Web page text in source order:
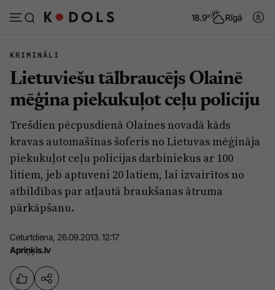
18.9° Rīgā
Abonēt Pieslēgties
Ziņas
Politika
Pašvaldības
Izglītība
Ģimene
Vide
Tēmas
Viedokļi
Dzīve un ticība
Ekonomika
KRIMINĀLI
Lietuviešu tālbraucējs Olainē
mēģina piekukuļot ceļu policiju
Trešdien pēcpusdienā Olaines novadā kāds
kravas automašīnas šoferis no Lietuvas mēģināja
piekukuļot ceļu policijas darbiniekus ar 100
litiem, jeb aptuveni 20 latiem, lai izvairītos no
atbildības par atļautā braukšanas ātruma
pārkāpšanu.
Ceturtdiena, 26.09.2013. 12:17
Apriņķis.lv